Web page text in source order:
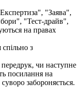
"Заява",
"Тест-драйв",
на правах
з
передрук, чи наступне
посилання на
забороняється.